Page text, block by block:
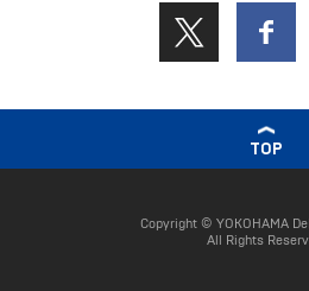
TOP
Copyright © YOKOHAMA
All Rights